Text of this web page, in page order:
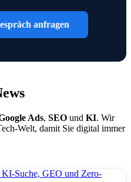
anfragen
Ads, SEO und KI. Wir
Welt, damit Sie digital immer